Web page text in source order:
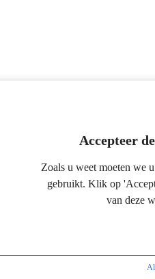
Accepteer
Zoals u weet moeten we
gebruikt. Klik op
van deze